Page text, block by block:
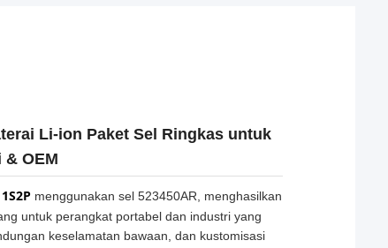
Li-ion Paket Sel Ringkas untuk
OEM
menggunakan sel 523450AR, menghasilkan
untuk perangkat portabel dan industri yang
keselamatan bawaan, dan kustomisasi